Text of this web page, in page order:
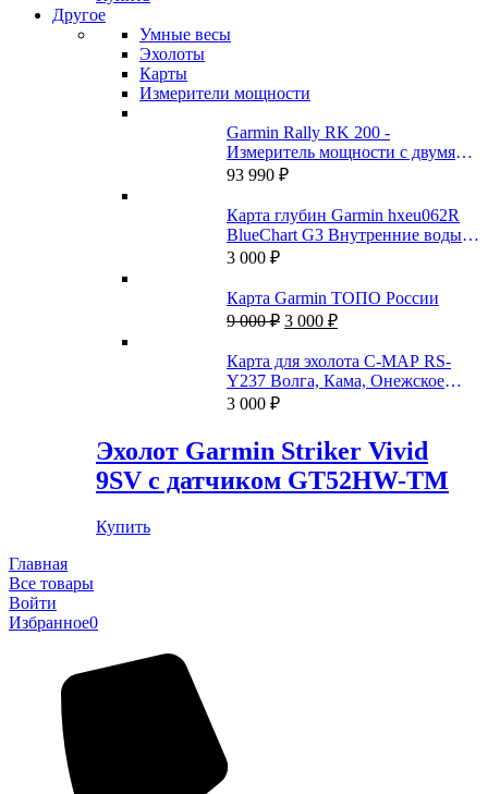
Другое
Умные весы
Эхолоты
Карты
Измерители мощности
Garmin Rally RK 200 -
Измеритель мощности с двумя
датчиками
93 990 ₽
Карта глубин Garmin hxeu062R
BlueChart G3 Внутренние воды
России
3 000 ₽
Карта Garmin ТОПО России
9 000₽ Первоначальная
составляла
9
3 000 ₽Текущая
3
000 ₽.
Карта для эхолота C-MAP RS-
Y237 Волга, Кама, Онежское
озеро, и каналы
3 000 ₽
Эхолот Garmin Striker Vivid
9SV с датчиком GT52HW-TM
Купить
Главная
Все товары
Войти
Избранное0